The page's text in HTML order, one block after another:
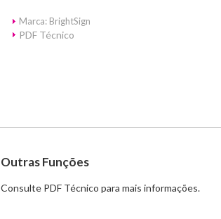
Marca: BrightSign
PDF Técnico
Outras Funções
Consulte PDF Técnico para mais informações.